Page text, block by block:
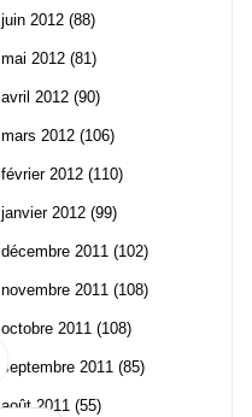
juin 2012 (88)
mai 2012 (81)
avril 2012 (90)
mars 2012 (106)
février 2012 (110)
janvier 2012 (99)
décembre 2011 (102)
novembre 2011 (108)
octobre 2011 (108)
septembre 2011 (85)
août 2011 (55)